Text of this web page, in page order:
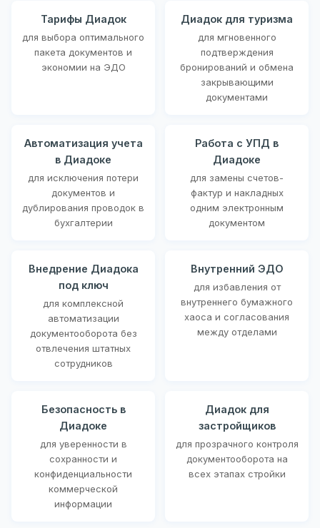
Тарифы Диадок
для выбора оптимального
пакета документов и
экономии на ЭДО
Диадок для туризма
для мгновенного
подтверждения
бронирований и обмена
закрывающими
документами
Автоматизация учета
в Диадоке
для исключения потери
документов и
дублирования проводок в
бухгалтерии
Работа с УПД в
Диадоке
для замены счетов-
фактур и накладных
одним электронным
документом
Внедрение Диадока
под ключ
для комплексной
автоматизации
документооборота без
отвлечения штатных
сотрудников
Внутренний ЭДО
для избавления от
внутреннего бумажного
хаоса и согласования
между отделами
Безопасность в
Диадоке
для уверенности в
сохранности и
конфиденциальности
коммерческой
информации
Диадок для
застройщиков
для прозрачного контроля
документооборота на
всех этапах стройки